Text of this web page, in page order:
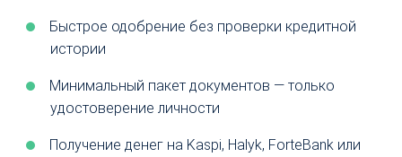
Быстрое одобрение без проверки кредитной
истории
Минимальный пакет документов — только
удостоверение личности
Получение денег на Kaspi, Halyk, ForteBank или